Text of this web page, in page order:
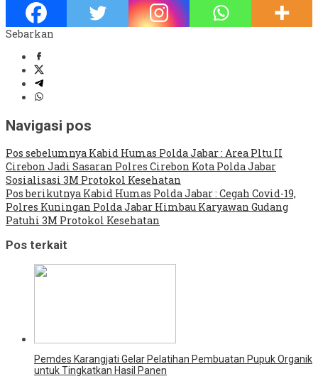
Sebarkan
Navigasi pos
Pos sebelumnya Kabid Humas Polda Jabar : Area Pltu II
Cirebon Jadi Sasaran Polres Cirebon Kota Polda Jabar
Sosialisasi 3M Protokol Kesehatan
Pos berikutnya Kabid Humas Polda Jabar : Cegah Covid-19,
Polres Kuningan Polda Jabar Himbau Karyawan Gudang
Patuhi 3M Protokol Kesehatan
Pos terkait
Pemdes Karangjati Gelar Pelatihan Pembuatan Pupuk Organik
untuk Tingkatkan Hasil Panen